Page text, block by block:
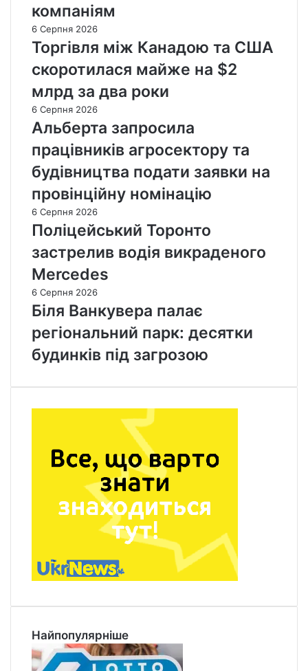
компаніям
6 Серпня 2026
Торгівля між Канадою та США
скоротилася майже на $2
млрд за два роки
6 Серпня 2026
Альберта запросила
працівників агросектору та
будівництва подати заявки на
провінційну номінацію
6 Серпня 2026
Поліцейський Торонто
застрелив водія викраденого
Mercedes
6 Серпня 2026
Біля Ванкувера палає
регіональний парк: десятки
будинків під загрозою
Найпопулярніше